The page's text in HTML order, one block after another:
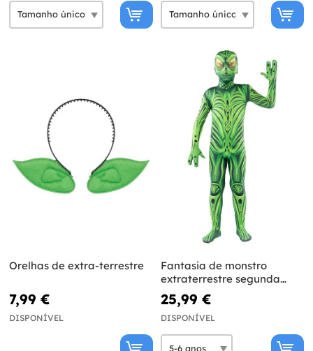
Orelhas de extra-terrestre
7,99 €
DISPONÍVEL
Fantasia de monstro
extraterrestre segunda
pele para criança
25,99 €
DISPONÍVEL